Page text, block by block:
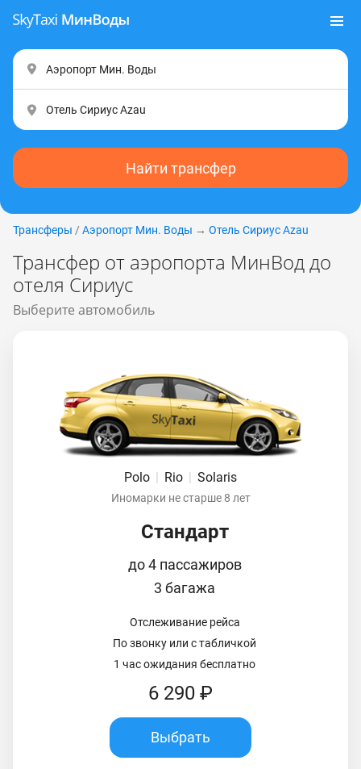
Найти трансфер
Трансферы / Аэропорт Мин. Воды → Отель Сириус Аzаu
Трансфер от аэропорта МинВод до
отеля Сириус
Выберите автомобиль
Polo | Rio | Solaris
Иномарки не старше 8 лет
Стандарт
до 4 пассажиров
3 багажа
Отслеживание рейса
По звонку или с табличкой
1 час ожидания бесплатно
6 290 ₽
Выбрать